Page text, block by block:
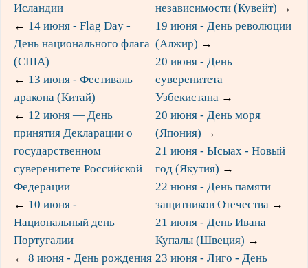
Исландии
← 14 июня - Flag Day -
День национального флага
(США)
← 13 июня - Фестиваль
дракона (Китай)
← 12 июня — День
принятия Декларации о
государственном
суверенитете Российской
Федерации
← 10 июня -
Национальный день
Португалии
← 8 июня - День рождения
независимости (Кувейт) →
19 июня - День революции
(Алжир) →
20 июня - День
суверенитета
Узбекистана →
20 июня - День моря
(Япония) →
21 июня - Ысыах - Новый
год (Якутия) →
22 нюня - День памяти
защитников Отечества →
21 июня - День Ивана
Купалы (Швеция) →
23 июня - Лиго - День